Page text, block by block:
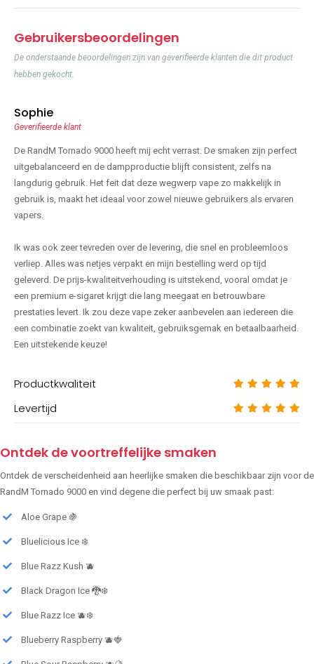
Gebruikersbeoordelingen
De onderstaande beoordelingen zijn van geverifieerde klanten die dit product
hebben gekocht.
Sophie
Geverifieerde klant
De RandM Tornado 9000 heeft mij echt verrast. De smaken zijn perfect
uitgebalanceerd en de dampproductie blijft consistent, zelfs na
langdurig gebruik. Het feit dat deze wegwerp vape zo makkelijk in
gebruik is, maakt het ideaal voor zowel nieuwe gebruikers als ervaren
vapers.
Ik was ook zeer tevreden over de levering, die snel en probleemloos
verliep. Alles was netjes verpakt en mijn bestelling werd op tijd
geleverd. De prijs-kwaliteitverhouding is uitstekend, vooral omdat je
een premium e-sigaret krijgt die lang meegaat en betrouwbare
prestaties levert. Ik zou deze vape zeker aanbevelen aan iedereen die
een combinatie zoekt van kwaliteit, gebruiksgemak en betaalbaarheid.
Een uitstekende keuze!
Productkwaliteit
Levertijd
Ontdek de voortreffelijke smaken
Ontdek de verscheidenheid aan heerlijke smaken die beschikbaar zijn voor de
RandM Tornado 9000 en vind degene die perfect bij uw smaak past:
Aloe Grape 🍇
Bluelicious Ice ❄️
Blue Razz Kush 🫐
Black Dragon Ice 🐉❄️
Blue Razz Ice 🫐❄️
Blueberry Raspberry 🫐🍓